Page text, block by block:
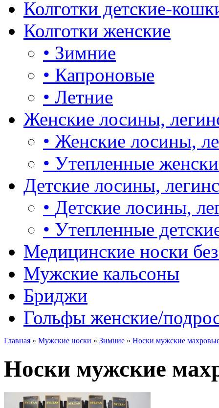
Колготки детские-
Колготки женские
• Зимние
• Капроновые
• Летние
Женские лосины,
• Женские лосины,
• Утепленные
Детские лосины,
• Детские лосины,
• Утепленные
Медицинские носки
Мужские кальсоны
Бриджи
Гольфы женские/
Главная » Мужские носки » Зимние » Носки мужские
Носки мужские